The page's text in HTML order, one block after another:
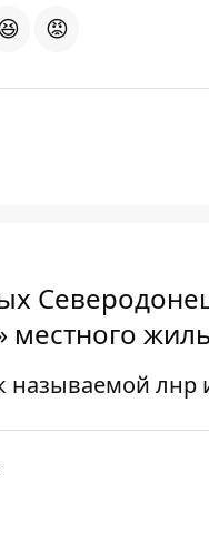
😡
местного
называемой